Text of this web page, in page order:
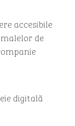
accesibile
de
digitală